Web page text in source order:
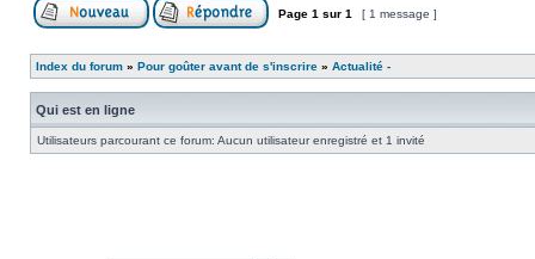
Page 1 sur 1 [ 1 message ]
Index du forum » Pour goûter avant de s'inscrire » Actualité -
Qui est en ligne
Utilisateurs parcourant ce forum: Aucun utilisateur enregistré et 1 invité